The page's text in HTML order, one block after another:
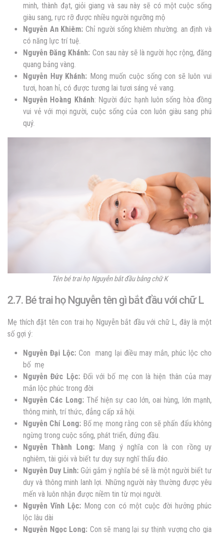
minh, thành đạt, giỏi giang và sau này sẽ có một cuộc sống
giàu sang, rực rỡ được nhiều người ngưỡng mộ
Nguyễn An Khiêm: Chỉ người sống khiêm nhường. an định và
có năng lực trí tuệ.
NguyễnĐăng Khánh: Con sau này sẽ là người học rộng, đăng
quang bảng vàng.
Nguyễn Huy Khánh: Mong muốn cuộc sống con sẽ luôn vui
tươi, hoan hỉ, có được tương lai tươi sáng vẻ vang.
Nguyễn Hoàng Khánh: Người đức hạnh luôn sống hòa đồng
vui vẻ với mọi người, cuộc sống của con luôn giàu sang phú
quý.
Tên bé trai họ Nguyễn bắt đầu bằng chữ K
2.7. Bé trai họ Nguyễn tên gì bắt đầu với chữ L
Mẹ thích đặt tên con trai họ Nguyễn bắt đầu với chữ L, đây là một
số gợi ý:
NguyễnĐại Lộc: Con mang lại điều may mắn, phúc lộc cho
bố mẹ
NguyễnĐức Lộc: Đối với bố mẹ con là hiện thân của may
mắn lộc phúc trong đời
Nguyễn Các Long: Thể hiện sự cao lớn, oai hùng, lớn mạnh,
thông minh, trí thức, đẳng cấp xã hội.
Nguyễn Chí Long: Bố mẹ mong rằng con sẽ phấn đấu không
ngừng trong cuộc sống, phát triển, đứng đầu.
Nguyễn Thành Long: Mang ý nghĩa con là con rồng uy
nghiêm, tài giỏi và biết tư duy suy nghĩ thấu đáo.
Nguyễn Duy Linh: Gửi gắm ý nghĩa bé sẽ là một người biết tư
duy và thông minh lanh lợi. Những người này thường được yêu
mến và luôn nhận được niềm tin từ mọi người.
NguyễnVĩnh Lộc: Mong con có một cuộc đời hưởng phúc
lộc lâu dài
Nguyễn Ngọc Long: Con sẽ mang lại sự thịnh vượng cho gia